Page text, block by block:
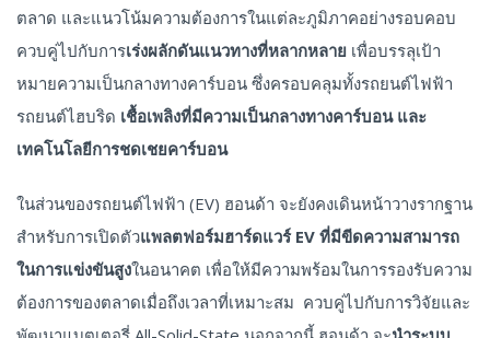
ตลาด และแนวโน้มความต้องการในแต่ละภูมิภาคอย่างรอบคอบ
ควบคู่ไปกับการเร่งผลักดันแนวทางที่หลากหลาย เพื่อบรรลุเป้า
หมายความเป็นกลางทางคาร์บอน ซึ่งครอบคลุมทั้งรถยนต์ไฟฟ้า
รถยนต์ไฮบริด เชื้อเพลิงที่มีความเป็นกลางทางคาร์บอน และ
เทคโนโลยีการชดเชยคาร์บอน
ในส่วนของรถยนต์ไฟฟ้า (EV) ฮอนด้า จะยังคงเดินหน้าวางรากฐาน
สำหรับการเปิดตัวแพลตฟอร์มฮาร์ดแวร์ EV ที่มีขีดความสามารถ
ในการแข่งขันสูงในอนาคต เพื่อให้มีความพร้อมในการรองรับความ
ต้องการของตลาดเมื่อถึงเวลาที่เหมาะสม ควบคู่ไปกับการวิจัยและ